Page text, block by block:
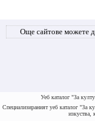
Още сайтове можете
Уеб каталог "За
Специализираният уеб каталог "За
изкуства,